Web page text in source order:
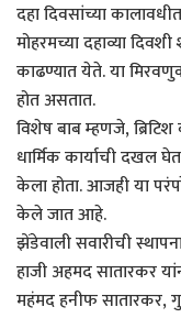
दहा दिवसांच्या
मोहरमच्या दहाव्या
काढण्यात येते. या
होत असतात.
विशेष बाब म्हणजे,
धार्मिक कार्याची दखल
केला होता. आजही या
केले जात आहे.
झेंडेवाली सवारीची
हाजी अहमद सातारकर
महंमद हनीफ सातारकर,